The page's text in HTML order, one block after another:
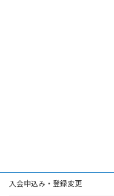
入会申込み・登録変更